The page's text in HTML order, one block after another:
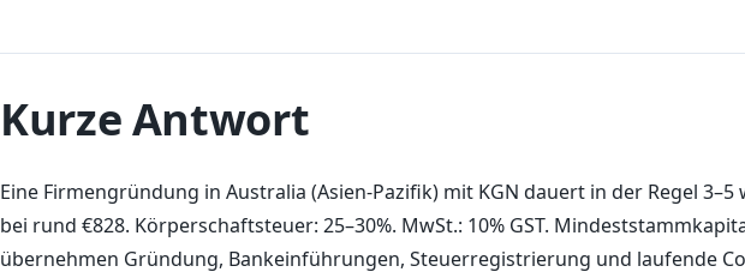
Kurze Antwort
Eine Firmengründung in Australia (Asien-Pazifik) mit KGN dauert in der Regel
bei rund €828. Körperschaftsteuer: 25–30%. MwSt.: 10% GST.
übernehmen Gründung, Bankeinführungen, Steuerregistrierung und laufende